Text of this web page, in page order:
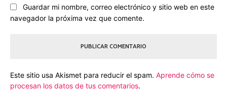
Guardar mi nombre, correo electrónico y sitio web en este
navegador la próxima vez que comente.
Este sitio usa Akismet para reducir el spam. Aprende cómo se
procesan los datos de tus comentarios.